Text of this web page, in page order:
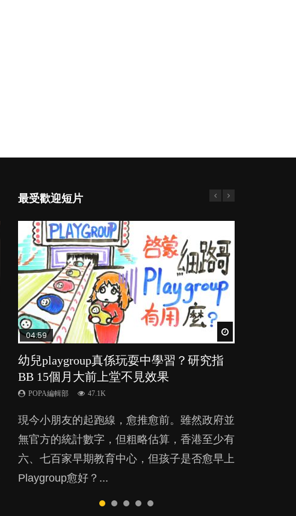
最受歡迎短片
04:59
幼兒playgroup真係玩耍中學習？研究指
BB 15個月大前上堂不見效果
POPA編輯部 47.1K
現今小朋友的起跑線，愈推愈前。雖然政府並
無官方的統計數字，但粗略估算，香港至少有
六、七百家早期教育中心，但孩子是否愈早上
Playgroup愈好？...
03:39
幼稚園遊戲課 如何刺激幼兒自發學習取
代獎勵與懲罰？
POPA編輯部 33.1K
由美國學者所創的 tools of the mind 課程，學
生以遊戲方式學習，學術能力和自制能力亦明
顯比其他小朋友優勝，到底這課程有何特別之
處？...
03:02
老公患產後憂鬱症對BB的影響
POPA編輯部 15.9K
後抑鬱，影響日常生活，嚴重的甚至會有自
殺，或傷害小朋友的念頭。但為何爸爸患上產
後抑鬱往往難以察覺？...
04:06
全職好？在職好？｜全職媽媽與在職媽媽
的壓力與價值
POPA編輯部 25.8K
許多媽媽心底可能都有一刻掙扎過：究竟全職
好，還是在職好。雖說每個家庭都有自己的獨
特狀況和考慮因素，但原來全職和在職媽媽所
養育的子女其實都各有擅長。...
04:18
凡事以BB為中心，就係好爸媽？｜別忽
視父母的身心虛耗
POPA編輯部 31.5K
父母日夜無間、身心俱疲地照顧BB，如何做
到正向教養？部份父母更會為了小朋友放棄自
己的嗜好、減少出席朋友聚會等等，你以為會
換來美好的親子關係，有助小朋友成長，但原